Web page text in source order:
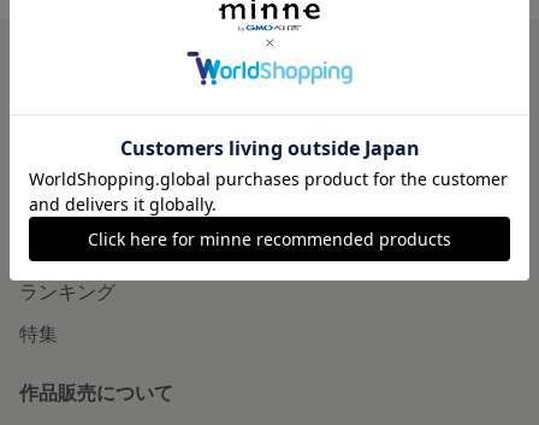
作品をさがす
ショップをさがす
ランキング
特集
作品販売について